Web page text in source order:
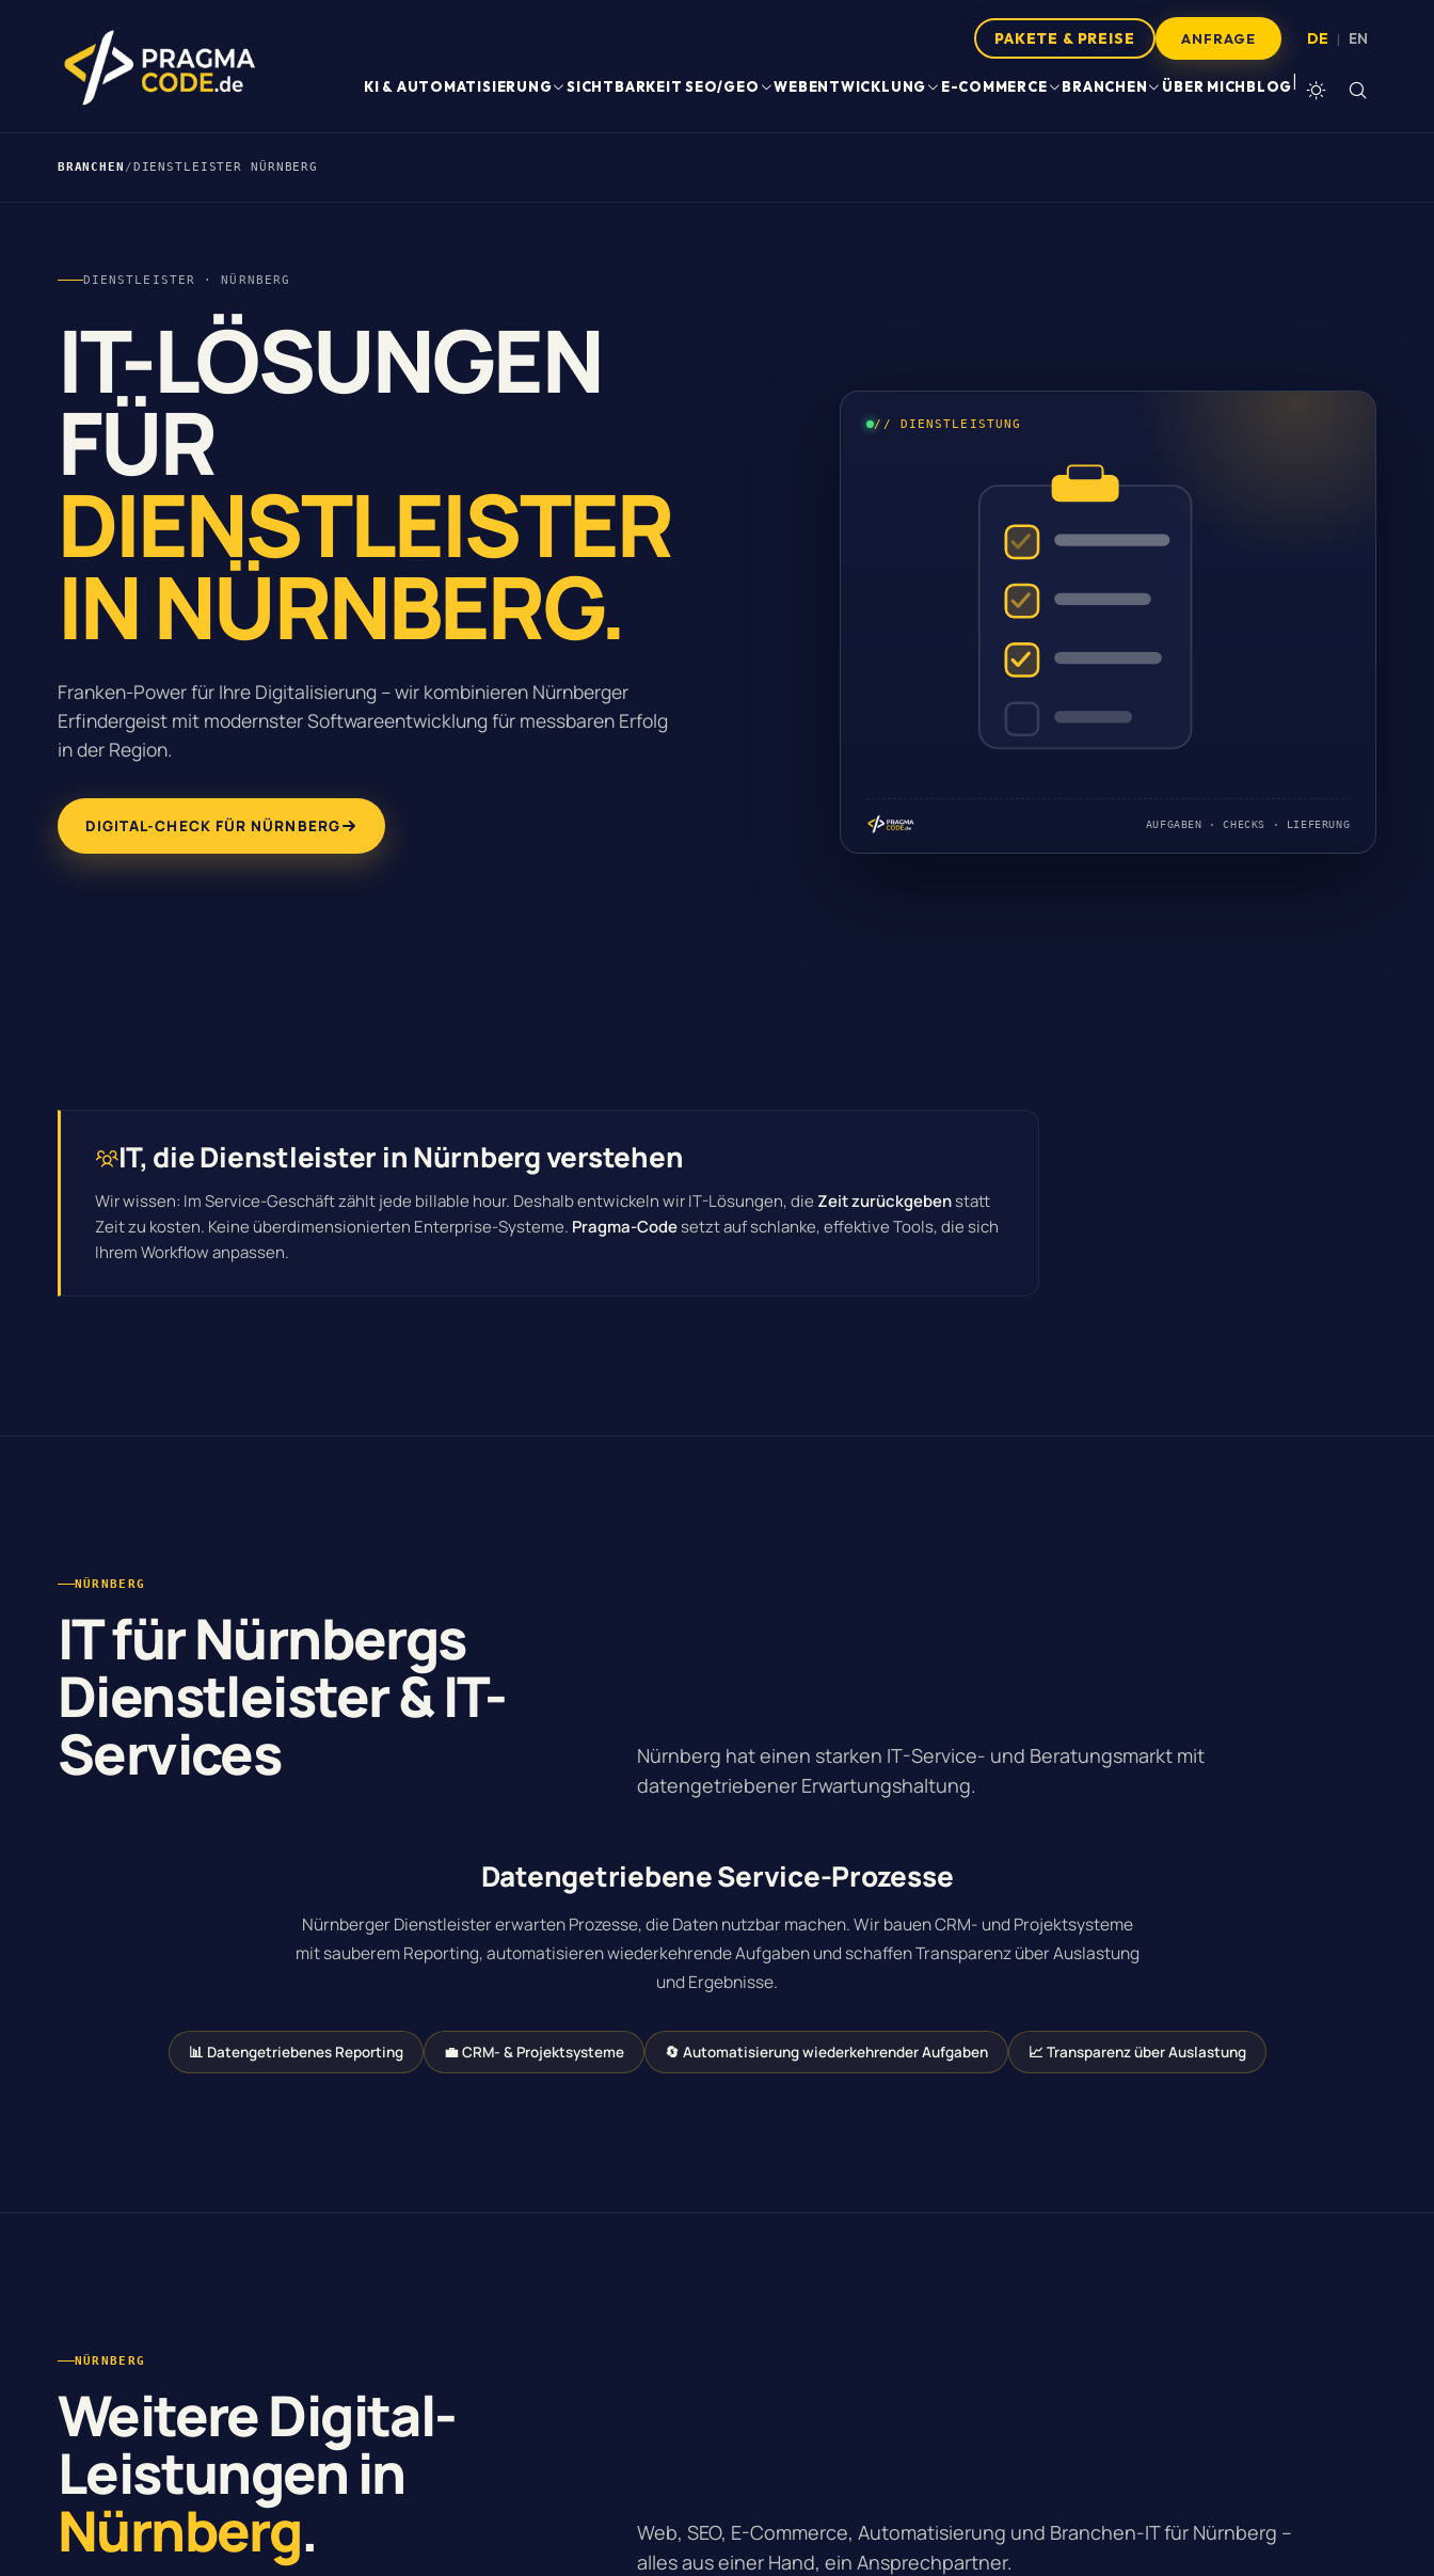
PAKETE & PREISE ANFRAGE DE | EN
KI & AUTOMATISIERUNG SICHTBARKEIT SEO/GEO WEBENTWICKLUNG E-COMMERCE BRANCHEN ÜBER MICHBLOG
BRANCHEN /DIENSTLEISTER NÜRNBERG
DIENSTLEISTER · NÜRNBERG
IT-LÖSUNGEN
FÜR
DIENSTLEISTER
IN NÜRNBERG.
Franken-Power für Ihre Digitalisierung – wir kombinieren Nürnberger
Erfindergeist mit modernster Softwareentwicklung für messbaren Erfolg
in der Region.
DIGITAL-CHECK FÜR NÜRNBERG
// DIENSTLEISTUNG
AUFGABEN · CHECKS · LIEFERUNG
IT, die Dienstleister in Nürnberg verstehen
Wir wissen: Im Service-Geschäft zählt jede billable hour. Deshalb entwickeln wir IT-Lösungen, dieZeit zurückgebenstatt
Zeit zu kosten. Keine überdimensionierten Enterprise-Systeme. Pragma-Codesetzt auf schlanke, effektive Tools, die sich
Ihrem Workflow anpassen.
NÜRNBERG
IT für Nürnbergs
Dienstleister & IT-
Services
Nürnberg hat einen starken IT-Service- und Beratungsmarkt mit
datengetriebener Erwartungshaltung.
Datengetriebene Service-Prozesse
Nürnberger Dienstleister erwarten Prozesse, die Daten nutzbar machen. Wir bauen CRM- und Projektsysteme
mit sauberem Reporting, automatisieren wiederkehrende Aufgaben und schaffen Transparenz über Auslastung
und Ergebnisse.
📊 Datengetriebenes Reporting 💼 CRM- & Projektsysteme 🔄 Automatisierung wiederkehrender Aufgaben 📈 Transparenz über Auslastung
NÜRNBERG
Weitere Digital-
Leistungen in
Nürnberg.
Web, SEO, E-Commerce, Automatisierung und Branchen-IT für Nürnberg –
alles aus einer Hand, ein Ansprechpartner.